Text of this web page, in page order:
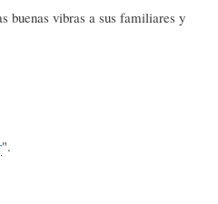
buenas vibras a sus familiares y
".